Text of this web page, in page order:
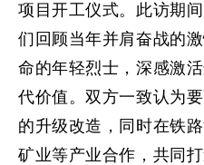
项目开工仪式。此访期
们回顾当年并肩奋战的
命的年轻烈士，深感激
代价值。双方一致认为
的升级改造，同时在铁
矿业等产业合作，共同